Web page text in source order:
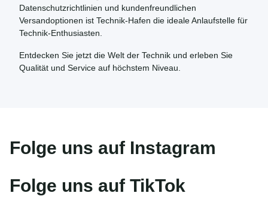
Datenschutzrichtlinien und kundenfreundlichen
Versandoptionen ist Technik-Hafen die ideale Anlaufstelle für
Technik-Enthusiasten.
Entdecken Sie jetzt die Welt der Technik und erleben Sie
Qualität und Service auf höchstem Niveau.
Folge uns auf Instagram
Folge uns auf TikTok